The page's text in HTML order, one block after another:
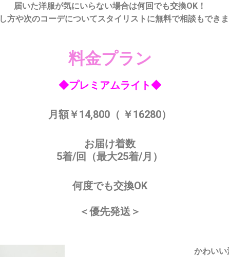
届いた洋服が気にいらない場合は何回でも交換OK！
方や次のコーデについてスタイリストに無料で相談もできま
料金プラン
◆プレミアムライト◆
月額￥14,800（ ￥16280）
お届け着数
5着/回（最大25着/月）
何度でも交換OK
＜優先発送＞
かわい